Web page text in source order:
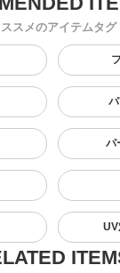
スメのアイテムタグ
パ
UV